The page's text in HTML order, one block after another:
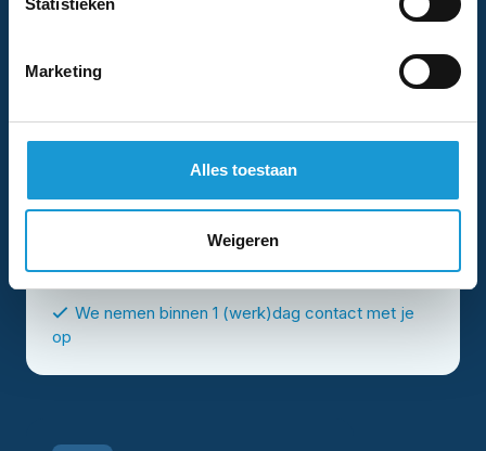
Marketing
Alles toestaan
Weigeren
Ik ga akkoord met hetprivacybeleid.*
We nemen binnen 1 (werk)dag contact met je
op